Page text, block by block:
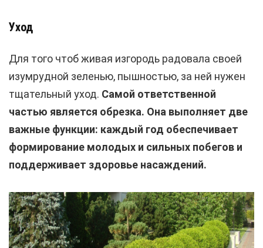
Уход
Для того чтоб живая изгородь радовала своей
изумрудной зеленью, пышностью, за ней нужен
тщательный уход. Самой ответственной
частью является обрезка. Она выполняет две
важные функции: каждый год обеспечивает
формирование молодых и сильных побегов и
поддерживает здоровье насаждений.